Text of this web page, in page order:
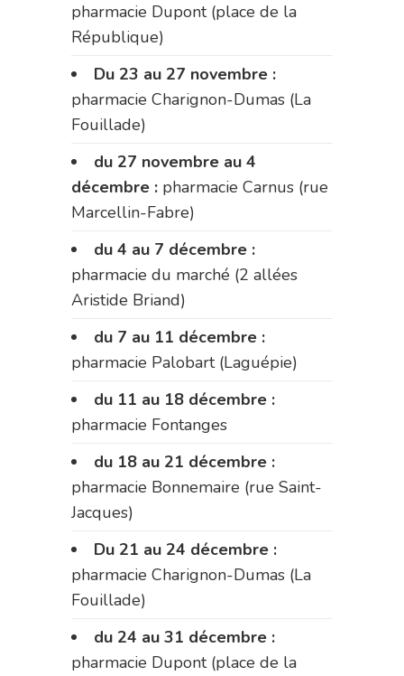
pharmacie Dupont (place de la
République)
Du 23 au 27 novembre :
pharmacie Charignon-Dumas (La
Fouillade)
du 27 novembre au 4
décembre : pharmacie Carnus (rue
Marcellin-Fabre)
du 4 au 7 décembre :
pharmacie du marché (2 allées
Aristide Briand)
du 7 au 11 décembre :
pharmacie Palobart (Laguépie)
du 11 au 18 décembre :
pharmacie Fontanges
du 18 au 21 décembre :
pharmacie Bonnemaire (rue Saint-
Jacques)
Du 21 au 24 décembre :
pharmacie Charignon-Dumas (La
Fouillade)
du 24 au 31 décembre :
pharmacie Dupont (place de la